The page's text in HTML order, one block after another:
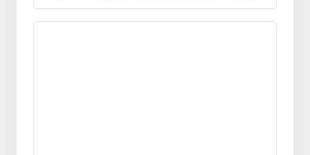
Fotoalben oder handgefertigte Grußkarten suchen